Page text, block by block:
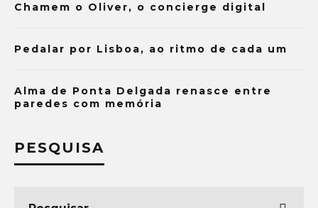
Chamem o Oliver, o concierge digital
Pedalar por Lisboa, ao ritmo de cada um
Alma de Ponta Delgada renasce entre
paredes com memória
PESQUISA